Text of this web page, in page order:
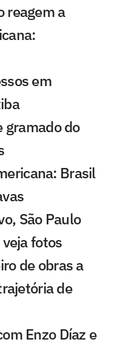
reagem a
em
gramado do
Brasil
São Paulo
fotos
de obras a
de
Enzo Díaz e